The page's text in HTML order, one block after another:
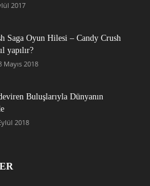
2017
Saga Oyun Hilesi – Candy Crush
yapılır?
Mayıs 2018
Buluşlarıyla Dünyanın
2018